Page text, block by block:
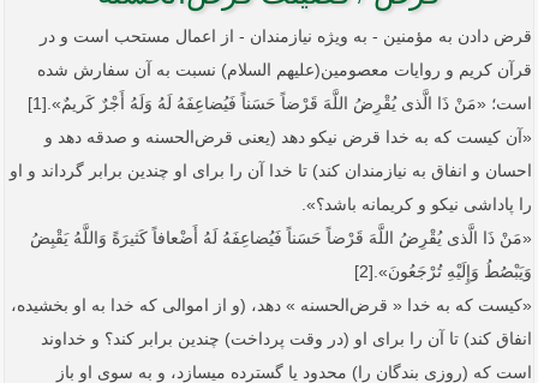
قرض دادن به مؤمنین - به ویژه نیازمندان - از اعمال مستحب است و در
قرآن کریم و روایات معصومین(علیهم السلام) نسبت به آن سفارش شده
است؛ «مَنْ ذَا الَّذی یُقْرِضُ اللَّهَ قَرْضاً حَسَناً فَیُضاعِفَهُ لَهُ وَلَهُ أَجْرٌ کَریمٌ».[1]
«آن کیست که به خدا قرض نیکو دهد (یعنی قرض‌الحسنه و صدقه دهد و
احسان و انفاق به نیازمندان کند) تا خدا آن را برای او چندین برابر گرداند و او
را پاداشی نیکو و کریمانه باشد؟».
«مَنْ ذَا الَّذی یُقْرِضُ اللَّهَ قَرْضاً حَسَناً فَیُضاعِفَهُ لَهُ أَضْعافاً کَثیرَةً وَاللَّهُ یَقْبِضُ
وَیَبْصُطُ وَإِلَیْهِ تُرْجَعُونَ».[2]
«کیست که به خدا « قرض‌الحسنه ‏» دهد، (و از اموالی که خدا به او بخشیده،
انفاق کند) تا آن را برای او (در وقت پرداخت) چندین برابر کند؟ و خداوند
است که (روزی بندگان را) محدود یا گسترده می‏سازد، و به سوی او باز